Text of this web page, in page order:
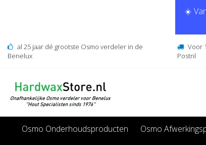
☀️
al 25 jaar dé grootste Osmo verdeler in de
Benelux
Voor
Postnl
Osmo Onderhoudsproducten Osmo